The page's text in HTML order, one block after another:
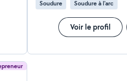
Soudure Soudure à l'arc
Voir le profil